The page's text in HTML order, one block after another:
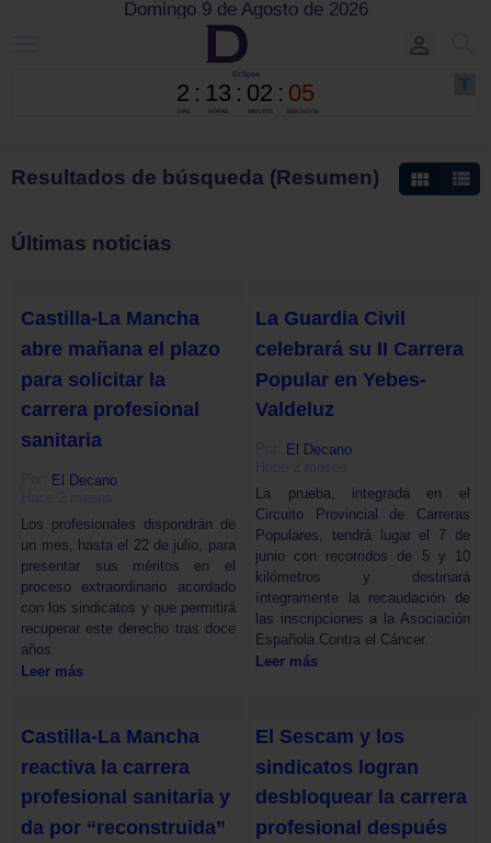
Domingo 9 de Agosto de 2026
Resultados de búsqueda (Resumen)
Últimas noticias
Castilla-La Mancha
abre mañana el plazo
para solicitar la
carrera profesional
sanitaria
El Decano
Los profesionales dispondrán de
un mes, hasta el 22 de julio, para
presentar sus méritos en el
proceso extraordinario acordado
con los sindicatos y que permitirá
recuperar este derecho tras doce
años.
Leer más
La Guardia Civil
celebrará su II Carrera
Popular en Yebes-
Valdeluz
El Decano
La prueba, integrada en el
Circuito Provincial de Carreras
Populares, tendrá lugar el 7 de
junio con recorridos de 5 y 10
kilómetros y destinará
íntegramente la recaudación de
las inscripciones a la Asociación
Española Contra el Cáncer.
Leer más
Castilla-La Mancha
reactiva la carrera
profesional sanitaria y
da por “reconstruida”
El Sescam y los
sindicatos logran
desbloquear la carrera
profesional después